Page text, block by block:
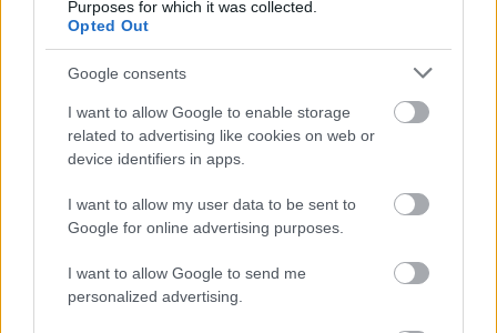
Purposes for which it was collected.
Opted Out
Google consents
I want to allow Google to enable storage
related to advertising like cookies on web or
device identifiers in apps.
I want to allow my user data to be sent to
Google for online advertising purposes.
I want to allow Google to send me
personalized advertising.